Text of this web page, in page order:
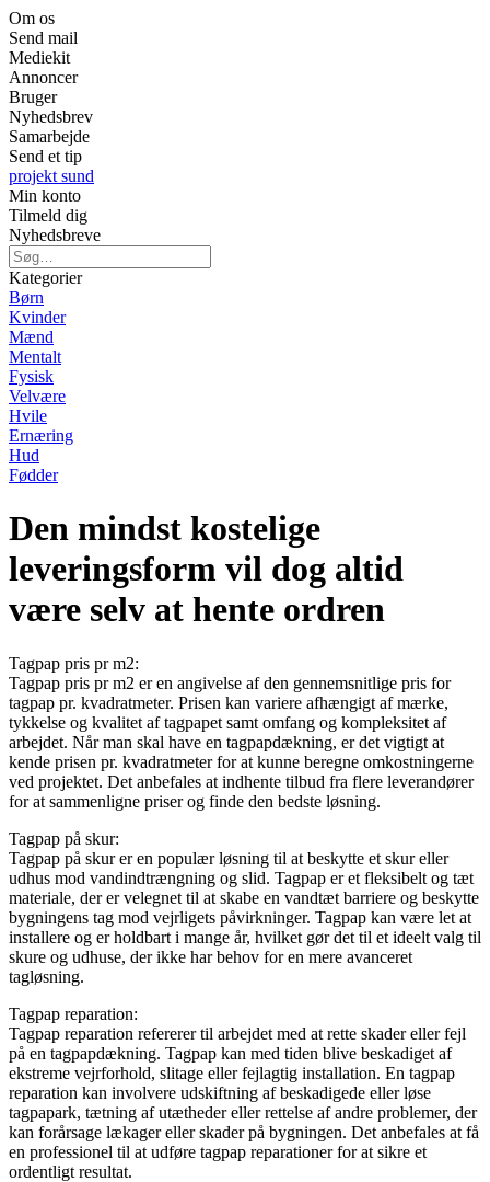
Om os
Send mail
Mediekit
Annoncer
Bruger
Nyhedsbrev
Samarbejde
Send et tip
projekt sund
Min konto
Tilmeld dig
Nyhedsbreve
Kategorier
Børn
Kvinder
Mænd
Mentalt
Fysisk
Velvære
Hvile
Ernæring
Hud
Fødder
Den mindst kostelige
leveringsform vil dog altid
være selv at hente ordren
Tagpap pris pr m2:
Tagpap pris pr m2 er en angivelse af den gennemsnitlige pris for
tagpap pr. kvadratmeter. Prisen kan variere afhængigt af mærke,
tykkelse og kvalitet af tagpapet samt omfang og kompleksitet af
arbejdet. Når man skal have en tagpapdækning, er det vigtigt at
kende prisen pr. kvadratmeter for at kunne beregne omkostningerne
ved projektet. Det anbefales at indhente tilbud fra flere leverandører
for at sammenligne priser og finde den bedste løsning.
Tagpap på skur:
Tagpap på skur er en populær løsning til at beskytte et skur eller
udhus mod vandindtrængning og slid. Tagpap er et fleksibelt og tæt
materiale, der er velegnet til at skabe en vandtæt barriere og beskytte
bygningens tag mod vejrligets påvirkninger. Tagpap kan være let at
installere og er holdbart i mange år, hvilket gør det til et ideelt valg til
skure og udhuse, der ikke har behov for en mere avanceret
tagløsning.
Tagpap reparation:
Tagpap reparation refererer til arbejdet med at rette skader eller fejl
på en tagpapdækning. Tagpap kan med tiden blive beskadiget af
ekstreme vejrforhold, slitage eller fejlagtig installation. En tagpap
reparation kan involvere udskiftning af beskadigede eller løse
tagpapark, tætning af utætheder eller rettelse af andre problemer, der
kan forårsage lækager eller skader på bygningen. Det anbefales at få
en professionel til at udføre tagpap reparationer for at sikre et
ordentligt resultat.